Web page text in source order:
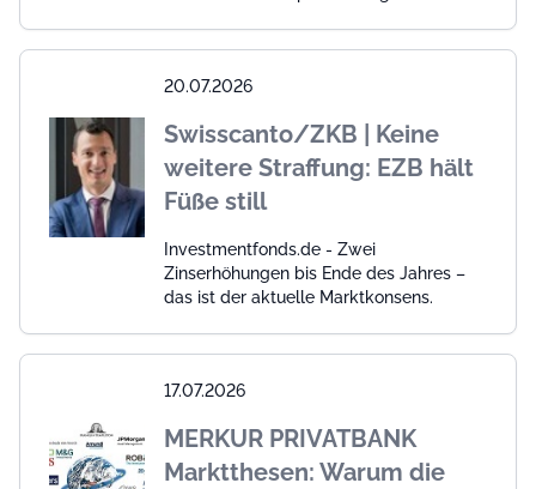
20.07.2026
Swisscanto/ZKB | Keine
weitere Straffung: EZB hält
Füße still
Investmentfonds.de - Zwei
Zinserhöhungen bis Ende des Jahres –
das ist der aktuelle Marktkonsens.
17.07.2026
MERKUR PRIVATBANK
Marktthesen: Warum die